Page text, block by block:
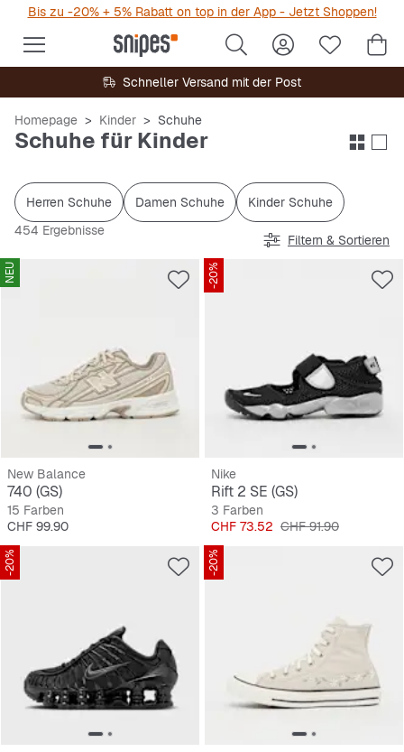
Bis zu -20% + 5% Rabatt on top in der App - Jetzt Shoppen!
Schneller Versand mit der Post
Homepage Kinder Schuhe
Schuhe für Kinder
Herren Schuhe Damen Schuhe
Kinder Schuhe
454 Ergebnisse
Filtern & Sortieren
NEU
New Balance
740 (GS)
15 Farben
Preis
CHF 99.90
-20%
Nike
Rift 2 SE (GS)
3 Farben
Preis
CHF 73.52 Originalpreis
CHF 91.90
-20% -20%